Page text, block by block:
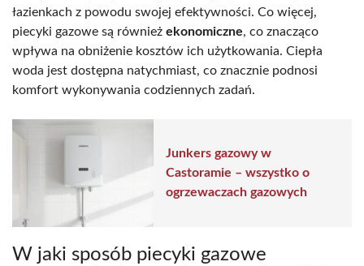
łazienkach z powodu swojej efektywności. Co więcej,
piecyki gazowe są również ekonomiczne, co znacząco
wpływa na obniżenie kosztów ich użytkowania. Ciepła
woda jest dostępna natychmiast, co znacznie podnosi
komfort wykonywania codziennych zadań.
Junkers gazowy w
Castoramie – wszystko o
ogrzewaczach gazowych
W jaki sposób piecyki gazowe